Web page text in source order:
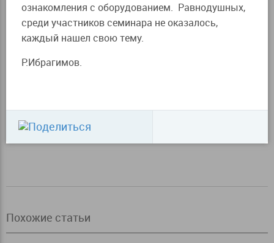
ознакомления с оборудованием. Равнодушных,
среди участников семинара не оказалось,
каждый нашел свою тему.
Р.Ибрагимов.
Похожие статьи